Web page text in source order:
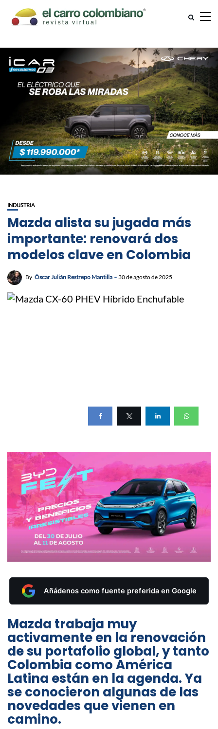
INDUSTRIA
Mazda alista su jugada más
importante: renovará dos
modelos clave en Colombia
By Óscar Julián Restrepo Mantilla 30 de agosto de 2025
Añádenos como fuente preferida en Google
Mazda trabaja muy
activamente en la renovación
de su portafolio global, y tanto
Colombia como América
Latina están en la agenda. Ya
se conocieron algunas de las
novedades que vienen en
camino.